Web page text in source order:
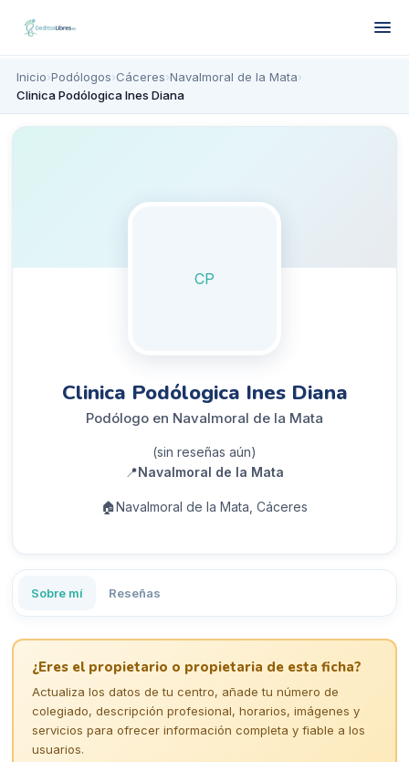
Inicio›Podólogos›Cáceres›Navalmoral de la Mata›
Clinica Podólogica Ines Diana
CP
Clinica Podólogica Ines Diana
Podólogo en Navalmoral de la Mata
(sin reseñas aún)
📍Navalmoral de la Mata
🏠Navalmoral de la Mata, Cáceres
Sobre mí Reseñas
¿Eres el propietario o propietaria de esta ficha?
Actualiza los datos de tu centro, añade tu número de
colegiado, descripción profesional, horarios, imágenes y
servicios para ofrecer información completa y fiable a los
usuarios.